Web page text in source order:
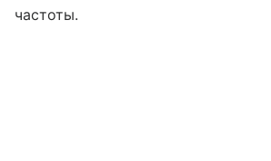
частоты.